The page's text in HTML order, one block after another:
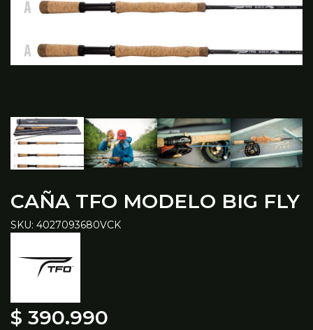
CAÑA TFO MODELO BIG FLY
SKU: 4027093680VCK
$ 390.990